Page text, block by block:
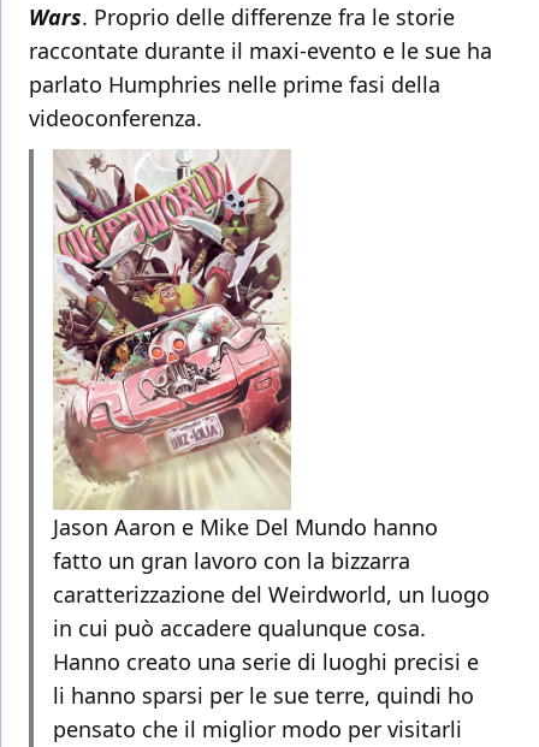
Wars. Proprio delle differenze fra le storie
raccontate durante il maxi-evento e le sue ha
parlato Humphries nelle prime fasi della
videoconferenza.
Jason Aaron e Mike Del Mundo hanno
fatto un gran lavoro con la bizzarra
caratterizzazione del Weirdworld, un luogo
in cui può accadere qualunque cosa.
Hanno creato una serie di luoghi precisi e
li hanno sparsi per le sue terre, quindi ho
pensato che il miglior modo per visitarli